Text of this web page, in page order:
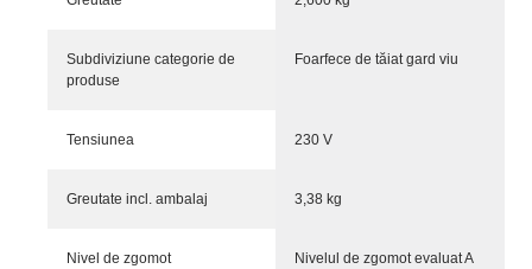
Subdiviziune categorie de
produse
Foarfece de tăiat gard viu
Tensiunea 230 V
Greutate incl. ambalaj 3,38 kg
Nivel de zgomot
Nivelul de zgomot evaluat A